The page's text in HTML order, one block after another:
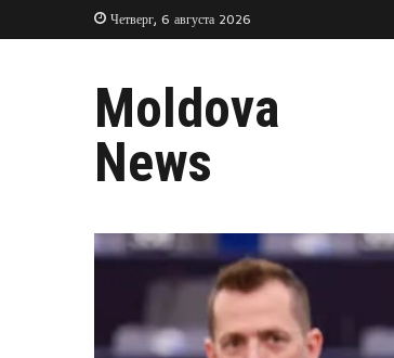
Четверг, 6 августа 2026
Moldova
News